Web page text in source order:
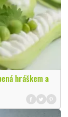
hráškem a